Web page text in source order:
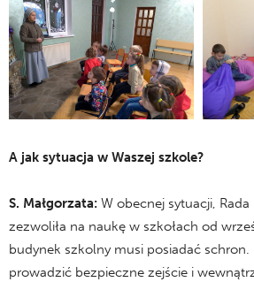
A jak sytuacja w Waszej szkole?
S. Małgorzata: W obecnej sytuacji,
zezwoliła na naukę w szkołach od
budynek szkolny musi posiadać
prowadzić bezpieczne zejście i